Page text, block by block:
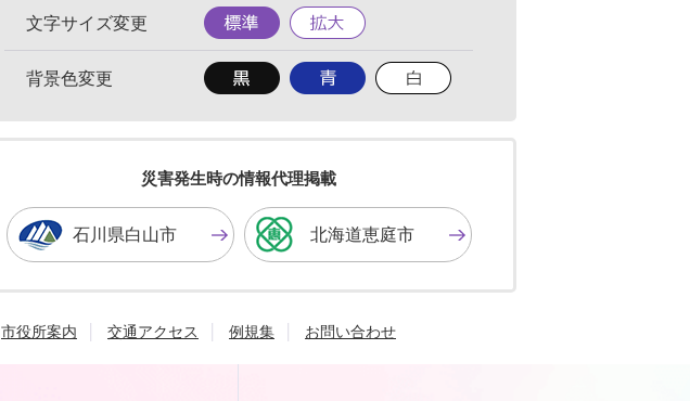
文字サイズ変更
標
準
拡
大
背景色変更
背
景
色
す
る
背
景
色
る
背
景
る
災害発生時の情報代理掲載
石川県白山市 北海道恵庭市
市役所案内 交通アクセス 例規集 お問い合わせ